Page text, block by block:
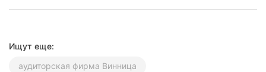
Ищут еще:
аудиторская фирма Винница